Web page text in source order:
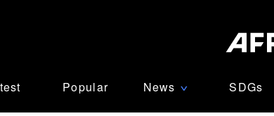
Popular News ∨ SDGs